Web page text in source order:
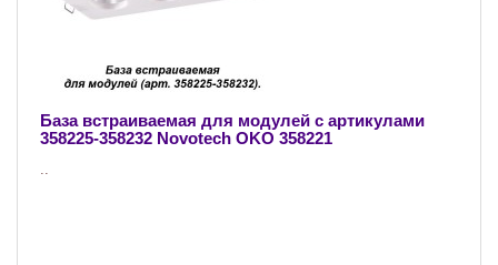
База встраиваемая для модулей с артикулами
358225-358232 Novotech OKO 358221
..